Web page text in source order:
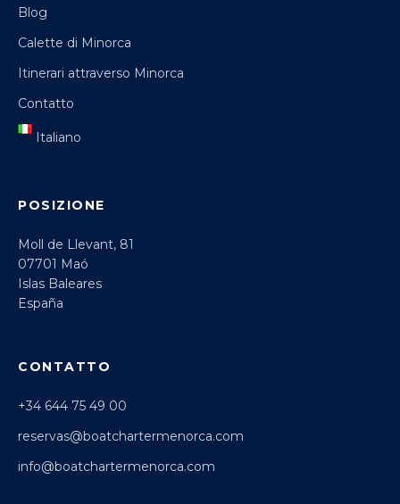
Blog
Calette di Minorca
Itinerari attraverso Minorca
Contatto
Italiano
POSIZIONE
Moll de Llevant, 81
07701 Maó
Islas Baleares
España
CONTATTO
+34 644 75 49 00
reservas@boatchartermenorca.com
info@boatchartermenorca.com